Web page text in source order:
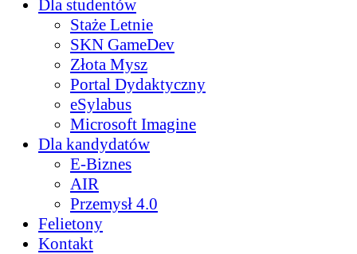
Dla studentów
Staże Letnie
SKN GameDev
Złota Mysz
Portal Dydaktyczny
eSylabus
Microsoft Imagine
Dla kandydatów
E-Biznes
AIR
Przemysł 4.0
Felietony
Kontakt